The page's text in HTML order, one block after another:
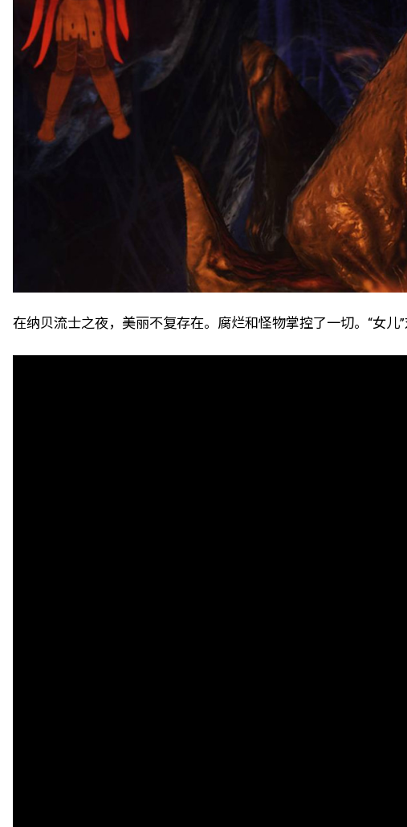
在纳贝流士之夜，美丽不复存在。腐烂和怪物掌控了一切。“女儿”